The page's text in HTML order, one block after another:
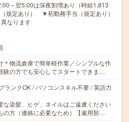
～翌5:00は深夜割増あり（時給1,813
規定あり） ▼初勤務手当（規定あり）
なります
＊物流倉庫で簡単軽作業／シンプルな作
験の方でも安心してスタートできま…
ランクOK / パソコンスキル不要 / 英語力
な染髪、ヒゲ、ネイルはご遠慮ください
の方（連絡に必要なため）【雇用契…